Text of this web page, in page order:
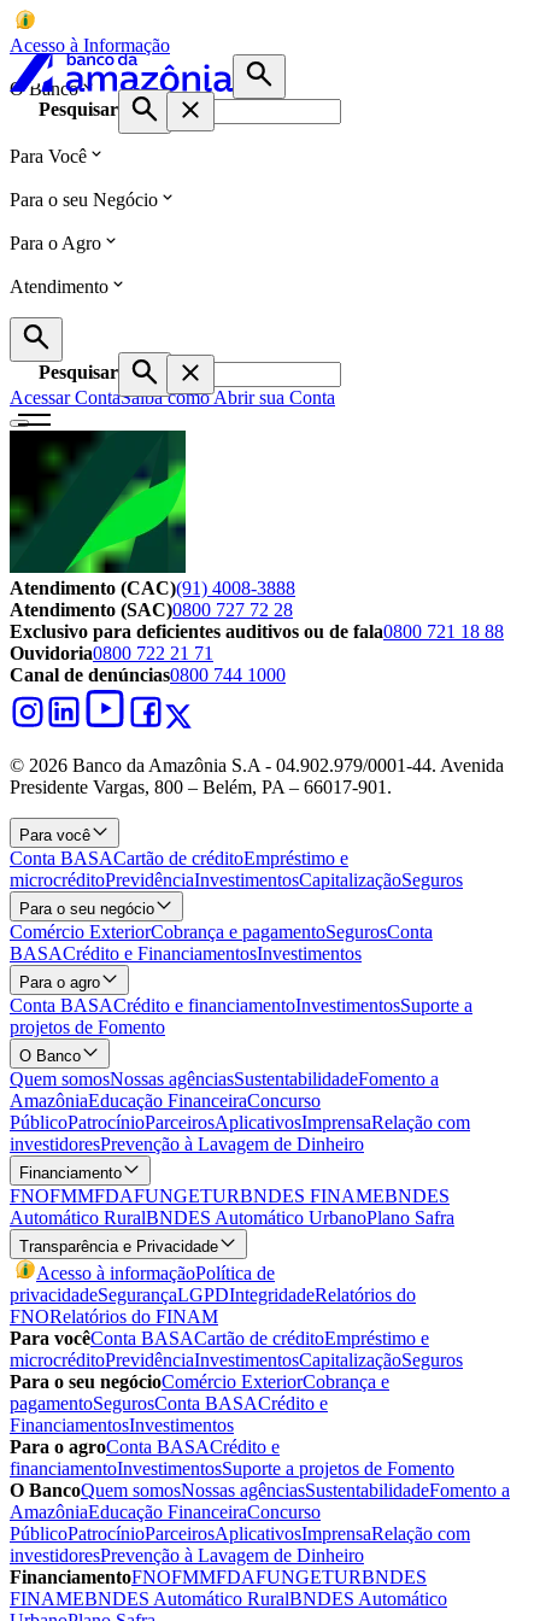
Acesso à Informação
O Banco
Pesquisar
Para Você
Para o seu Negócio
Para o Agro
Atendimento
Pesquisar
Acessar ContaSaiba como Abrir sua Conta
Atendimento (CAC)(91) 4008-3888
Atendimento (SAC)0800 727 72 28
Exclusivo para deficientes auditivos ou de fala0800 721 18 88
Ouvidoria0800 722 21 71
Canal de denúncias0800 744 1000
© 2026 Banco da Amazônia S.A - 04.902.979/0001‐44. Avenida
Presidente Vargas, 800 – Belém, PA – 66017-901.
Para você
Conta BASACartão de créditoEmpréstimo e
microcréditoPrevidênciaInvestimentosCapitalizaçãoSeguros
Para o seu negócio
Comércio ExteriorCobrança e pagamentoSegurosConta
BASACrédito e FinanciamentosInvestimentos
Para o agro
Conta BASACrédito e financiamentoInvestimentosSuporte a
projetos de Fomento
O Banco
Quem somosNossas agênciasSustentabilidadeFomento a
AmazôniaEducação FinanceiraConcurso
PúblicoPatrocínioParceirosAplicativosImprensaRelação com
investidoresPrevenção à Lavagem de Dinheiro
Financiamento
FNOFMMFDAFUNGETURBNDES FINAMEBNDES
Automático RuralBNDES Automático UrbanoPlano Safra
Transparência e Privacidade
Acesso à informaçãoPolítica de
privacidadeSegurançaLGPDIntegridadeRelatórios do
FNORelatórios do FINAM
Para vocêConta BASACartão de créditoEmpréstimo e
microcréditoPrevidênciaInvestimentosCapitalizaçãoSeguros
Para o seu negócioComércio ExteriorCobrança e
pagamentoSegurosConta BASACrédito e
FinanciamentosInvestimentos
Para o agroConta BASACrédito e
financiamentoInvestimentosSuporte a projetos de Fomento
O BancoQuem somosNossas agênciasSustentabilidadeFomento a
AmazôniaEducação FinanceiraConcurso
PúblicoPatrocínioParceirosAplicativosImprensaRelação com
investidoresPrevenção à Lavagem de Dinheiro
FinanciamentoFNOFMMFDAFUNGETURBNDES
FINAMEBNDES Automático RuralBNDES Automático